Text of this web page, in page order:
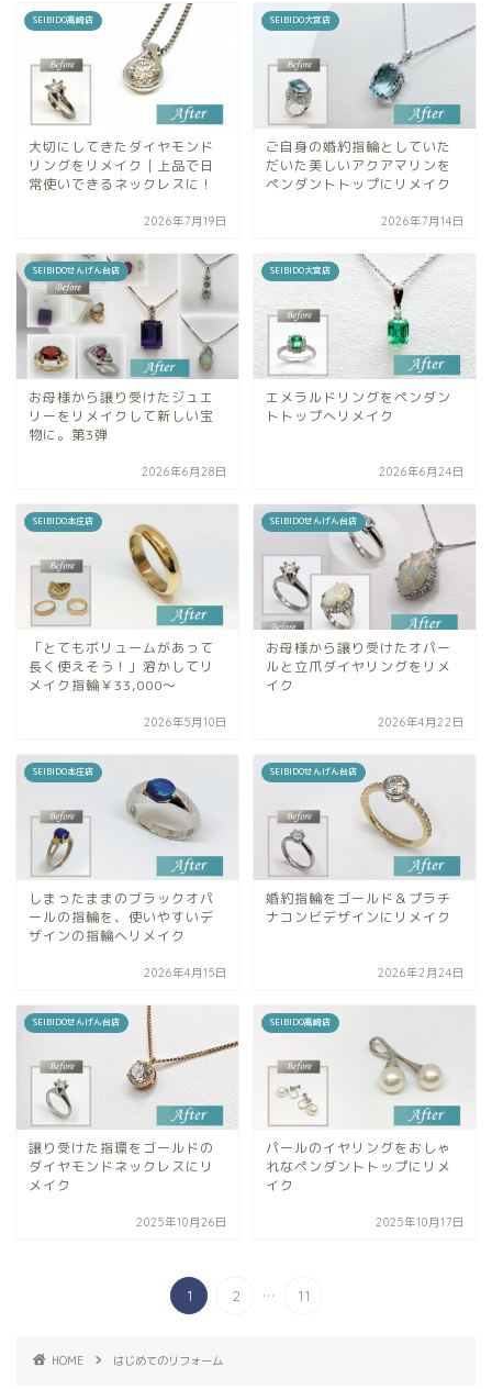
SEIBIDO高崎店
大切にしてきたダイヤモンド
リングをリメイク｜上品で日
常使いできるネックレスに！
2026年7月19日
SEIBIDO大宮店
ご自身の婚約指輪としていた
だいた美しいアクアマリンを
ペンダントトップにリメイク
2026年7月14日
SEIBIDOせんげん台店
お母様から譲り受けたジュエ
リーをリメイクして新しい宝
物に。第3弾
2026年6月28日
SEIBIDO大宮店
エメラルドリングをペンダン
トトップへリメイク
2026年6月24日
SEIBIDO本庄店
「とてもボリュームがあって
長く使えそう！」溶かしてリ
メイク指輪￥33,000～
2026年5月10日
SEIBIDOせんげん台店
お母様から譲り受けたオパー
ルと立爪ダイヤリングをリメ
イク
2026年4月22日
SEIBIDO本庄店
しまったままのブラックオパ
ールの指輪を、使いやすいデ
ザインの指輪へリメイク
2026年4月15日
SEIBIDOせんげん台店
婚約指輪をゴールド＆プラチ
ナコンビデザインにリメイク
2026年2月24日
SEIBIDOせんげん台店
譲り受けた指環をゴールドの
ダイヤモンドネックレスにリ
メイク
2025年10月26日
SEIBIDO高崎店
パールのイヤリングをおしゃ
れなペンダントトップにリメ
イク
2025年10月17日
1 2 ... 11
HOME はじめてのリフォーム